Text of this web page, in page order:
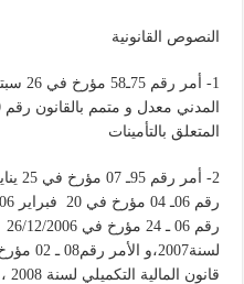
النصوص القانونية
المتعلق بالتأمينات